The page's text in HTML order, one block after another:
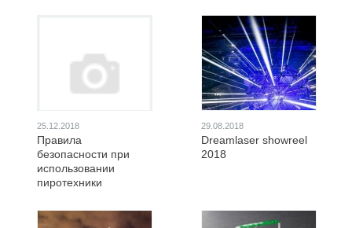
25.12.2018
Правила
безопасности при
использовании
пиротехники
29.08.2018
Dreamlaser showreel
2018